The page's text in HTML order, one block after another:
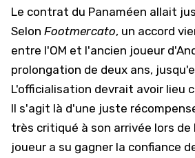
Le contrat du Panaméen allait
Selon Footmercato, un accord
entre l'OM et l'ancien joueur
prolongation de deux ans,
L'officialisation devrait avoir lieu
Il s'agit là d'une juste
très critiqué à son arrivée lors de
joueur a su gagner la confiance